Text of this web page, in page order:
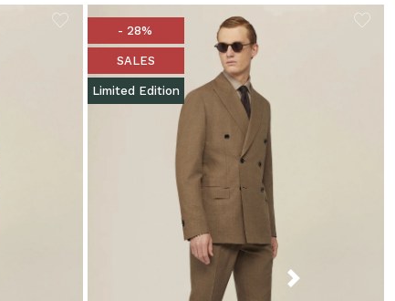
- 28%
SALES
Limited Edition